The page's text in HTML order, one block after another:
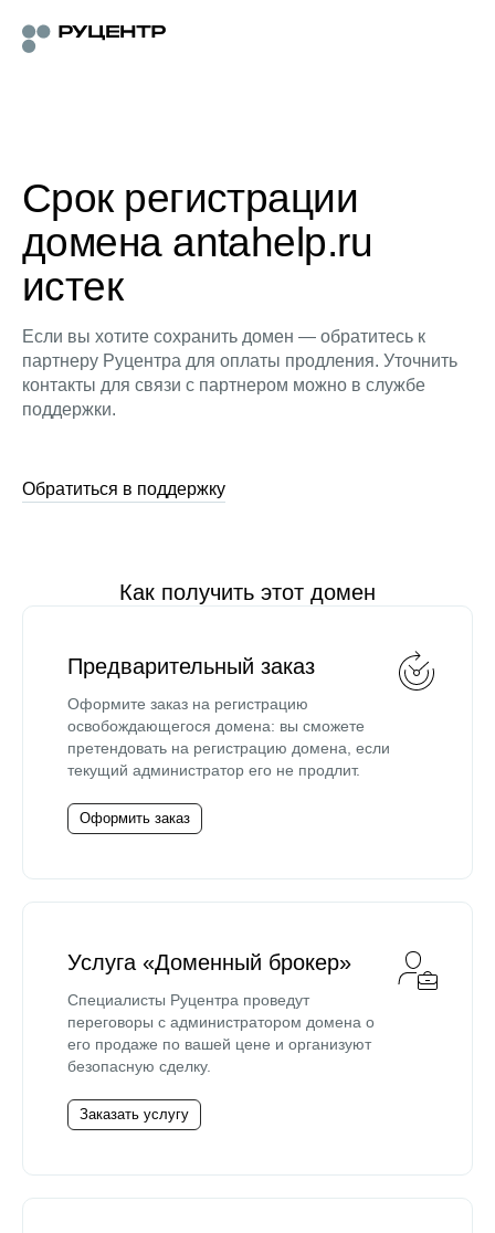
Срок регистрации
домена antahelp.ru
истек
Если вы хотите сохранить домен — обратитесь к
партнеру Руцентра для оплаты продления. Уточнить
контакты для связи с партнером можно в службе
поддержки.
Обратиться в поддержку
Как получить этот домен
Предварительный заказ
Оформите заказ на регистрацию
освобождающегося домена: вы сможете
претендовать на регистрацию домена, если
текущий администратор его не продлит.
Оформить заказ
Услуга «Доменный брокер»
Специалисты Руцентра проведут
переговоры с администратором домена о
его продаже по вашей цене и организуют
безопасную сделку.
Заказать услугу